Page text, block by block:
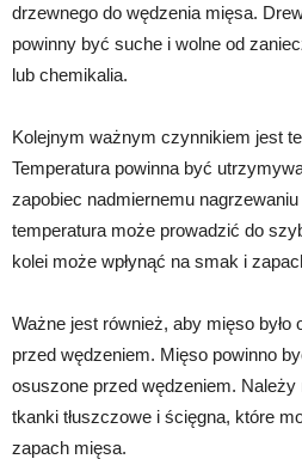
drzewnego do wędzenia mięsa.
powinny być suche i wolne od
lub chemikalia.
Kolejnym ważnym czynnikiem jest
Temperatura powinna być
zapobiec nadmiernemu
temperatura może prowadzić do
kolei może wpłynąć na smak i
Ważne jest również, aby mięso było
przed wędzeniem. Mięso powinno
osuszone przed wędzeniem.
tkanki tłuszczowe i ścięgna, które
zapach mięsa.